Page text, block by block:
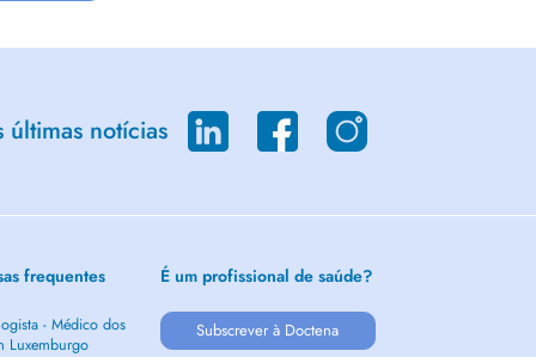
últimas notícias
frequentes
- Médico dos
Luxemburgo
É um profissional de saúde?
Subscrever à Doctena